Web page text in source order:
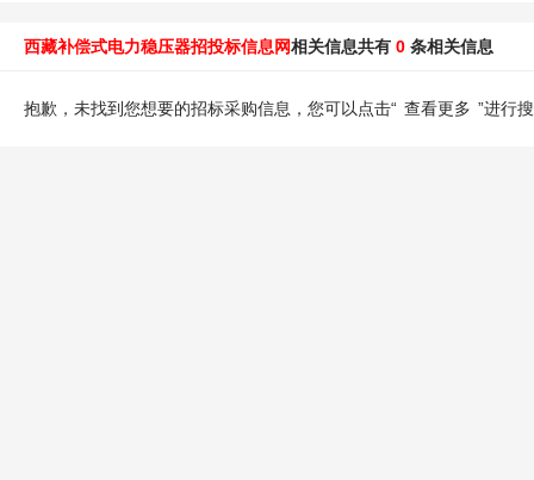
西藏补偿式电力稳压器招投标信息网相关信息共有 0 条相关信息
抱歉，未找到您想要的招标采购信息，您可以点击“ 查看更多 ”进行